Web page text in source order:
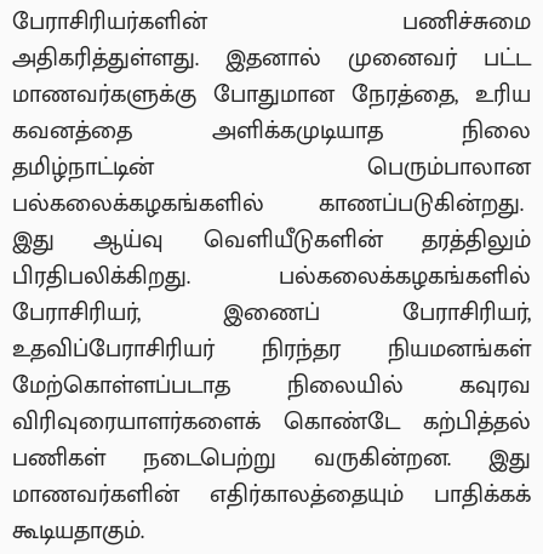
பேராசிரியர்களின் பணிச்சுமை
அதிகரித்துள்ளது. இதனால் முனைவர் பட்ட
மாணவர்களுக்கு போதுமான நேரத்தை, உரிய
கவனத்தை அளிக்கமுடியாத நிலை
தமிழ்நாட்டின் பெரும்பாலான
பல்கலைக்கழகங்களில் காணப்படுகின்றது.
இது ஆய்வு வெளியீடுகளின் தரத்திலும்
பிரதிபலிக்கிறது. பல்கலைக்கழகங்களில்
பேராசிரியர், இணைப் பேராசிரியர்,
உதவிப்பேராசிரியர் நிரந்தர நியமனங்கள்
மேற்கொள்ளப்படாத நிலையில் கவுரவ
விரிவுரையாளர்களைக் கொண்டே கற்பித்தல்
பணிகள் நடைபெற்று வருகின்றன. இது
மாணவர்களின் எதிர்காலத்தையும் பாதிக்கக்
கூடியதாகும்.